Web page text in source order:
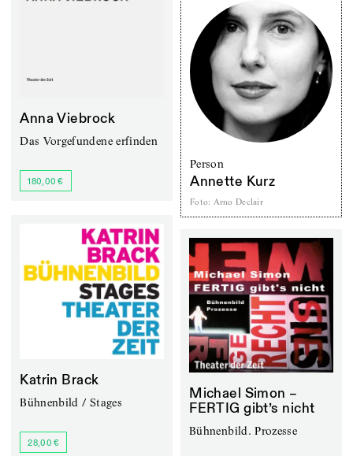
Anna Viebrock
Das Vorgefundene erfinden
180,00 €
Person
Annette Kurz
Foto: Arno Declair
Katrin Brack
Bühnenbild / Stages
28,00 €
Michael Simon –
FERTIG gibt’s nicht
Bühnenbild. Prozesse